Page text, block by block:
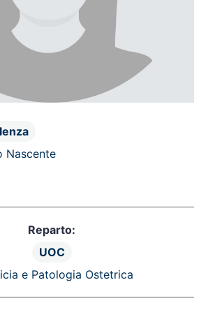
Nascente
Reparto:
UOC
e Patologia Ostetrica